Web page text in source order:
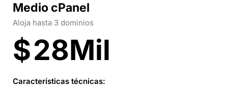
Medio cPanel
Aloja hasta 3 dominios
$28Mil
Características técnicas: